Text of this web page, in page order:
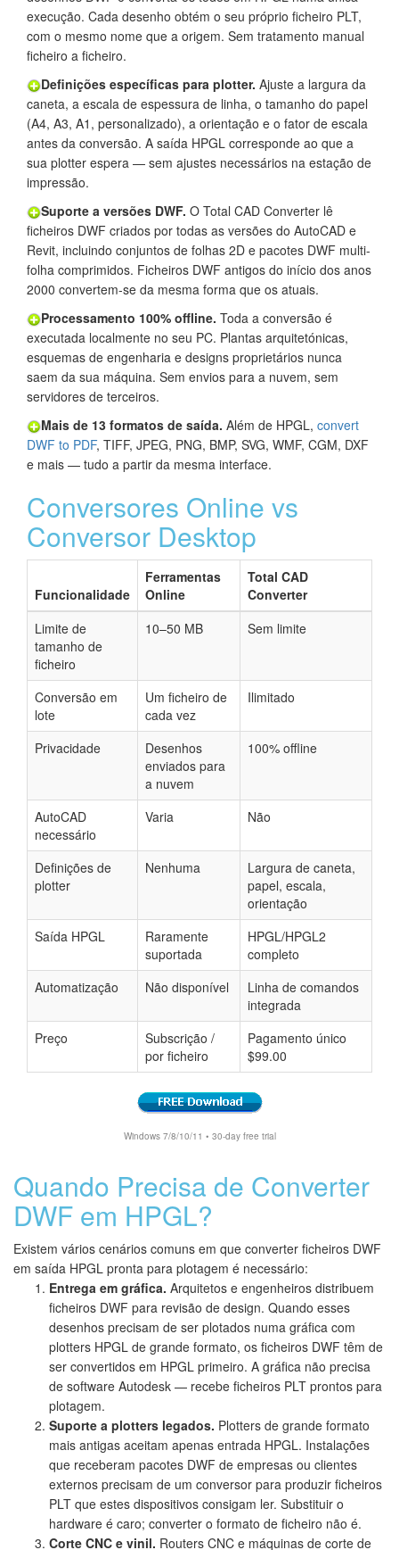
execução. Cada desenho obtém o seu próprio ficheiro PLT,
com o mesmo nome que a origem. Sem tratamento manual
ficheiro a ficheiro.
Definições específicas para plotter. Ajuste a largura da
caneta, a escala de espessura de linha, o tamanho do papel
(A4, A3, A1, personalizado), a orientação e o fator de escala
antes da conversão. A saída HPGL corresponde ao que a
sua plotter espera — sem ajustes necessários na estação de
impressão.
Suporte a versões DWF. O Total CAD Converter lê
ficheiros DWF criados por todas as versões do AutoCAD e
Revit, incluindo conjuntos de folhas 2D e pacotes DWF multi-
folha comprimidos. Ficheiros DWF antigos do início dos anos
2000 convertem-se da mesma forma que os atuais.
Processamento 100% offline. Toda a conversão é
executada localmente no seu PC. Plantas arquitetónicas,
esquemas de engenharia e designs proprietários nunca
saem da sua máquina. Sem envios para a nuvem, sem
servidores de terceiros.
Mais de 13 formatos de saída. Além de HPGL, convert
DWF to PDF, TIFF, JPEG, PNG, BMP, SVG, WMF, CGM, DXF
e mais — tudo a partir da mesma interface.
Conversores Online vs
Conversor Desktop
Funcionalidade
Ferramentas
Online
Total CAD
Converter
Limite de
tamanho de
ficheiro
10–50 MB Sem limite
Conversão em
lote
Um ficheiro de
cada vez
Ilimitado
Privacidade
Desenhos
enviados para
a nuvem
100% offline
AutoCAD
necessário
Varia Não
Definições de
plotter
Nenhuma
Largura de caneta,
papel, escala,
orientação
Saída HPGL
Raramente
suportada
HPGL/HPGL2
completo
Automatização
Não disponível
Linha de comandos
integrada
Preço
Subscrição /
por ficheiro
Pagamento único
$99.00
Windows 7/8/10/11 • 30-day free trial
Quando Precisa de Converter
DWF em HPGL?
Existem vários cenários comuns em que converter ficheiros DWF
em saída HPGL pronta para plotagem é necessário:
Entrega em gráfica. Arquitetos e engenheiros distribuem
ficheiros DWF para revisão de design. Quando esses
desenhos precisam de ser plotados numa gráfica com
plotters HPGL de grande formato, os ficheiros DWF têm de
ser convertidos em HPGL primeiro. A gráfica não precisa
de software Autodesk — recebe ficheiros PLT prontos para
plotagem.
Suporte a plotters legados. Plotters de grande formato
mais antigas aceitam apenas entrada HPGL. Instalações
que receberam pacotes DWF de empresas ou clientes
externos precisam de um conversor para produzir ficheiros
PLT que estes dispositivos consigam ler. Substituir o
hardware é caro; converter o formato de ficheiro não é.
Corte CNC e vinil. Routers CNC e máquinas de corte de